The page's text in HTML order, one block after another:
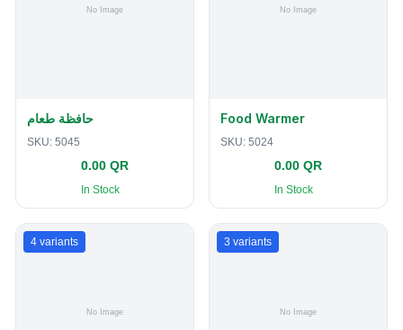
حافظة طعام
SKU: 5045
0.00 QR
In Stock
Food Warmer
SKU: 5024
0.00 QR
In Stock
4 variants 3 variants